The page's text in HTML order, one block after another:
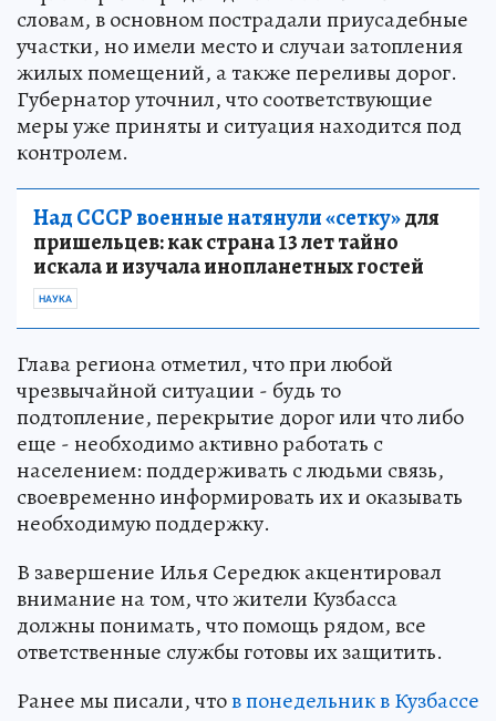
словам, в основном пострадали приусадебные
участки, но имели место и случаи затопления
жилых помещений, а также переливы дорог.
Губернатор уточнил, что соответствующие
меры уже приняты и ситуация находится под
контролем.
Над СССР военные натянули «сетку»для
пришельцев: как страна 13 лет тайно
искала и изучала инопланетных гостей
НАУКА
Глава региона отметил, что при любой
чрезвычайной ситуации - будь то
подтопление, перекрытие дорог или что либо
еще - необходимо активно работать с
населением: поддерживать с людьми связь,
своевременно информировать их и оказывать
необходимую поддержку.
В завершение Илья Середюк акцентировал
внимание на том, что жители Кузбасса
должны понимать, что помощь рядом, все
ответственные службы готовы их защитить.
Ранее мы писали, чтов понедельник в Кузбассе